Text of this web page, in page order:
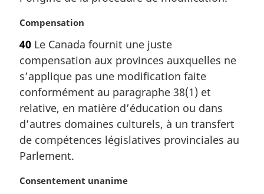
g
n
a
e
:
N
t
e
m
a
g
i
n
a
e
Compensation
40 Le Canada fournit une juste
compensation aux provinces auxquelles ne
s’applique pas une modification faite
conformément au paragraphe 38(1) et
relative, en matière d’éducation ou dans
d’autres domaines culturels, à un transfert
de compétences législatives provinciales au
Parlement.
N
Consentement unanime